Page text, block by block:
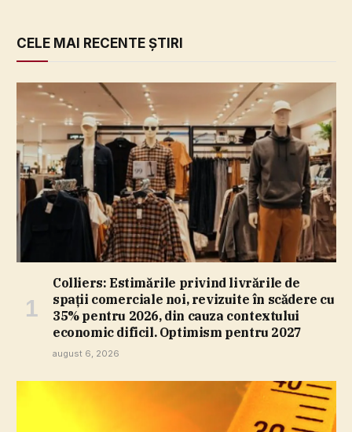
CELE MAI RECENTE ȘTIRI
Colliers: Estimările privind livrările de
spaţii comerciale noi, revizuite în scădere cu
35% pentru 2026, din cauza contextului
economic dificil. Optimism pentru 2027
august 6, 2026